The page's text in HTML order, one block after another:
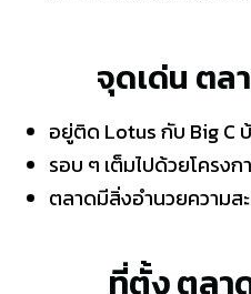
จุดเด่น ตล
อยู่ติด Lotus กับ Big C
รอบ ๆ เต็มไปด้วยโครง
ตลาดมีสิ่งอำนวยความส
ที่ตั้ง ตลา